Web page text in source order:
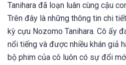
Tanihara đã loạn luân cùng cậu
Trên đây là những thông tin chi
kỳ cựu Nozomo Tanihara. Cô ấy
nổi tiếng và được nhiều khán giả
bộ phim của cô luôn có sự đổi